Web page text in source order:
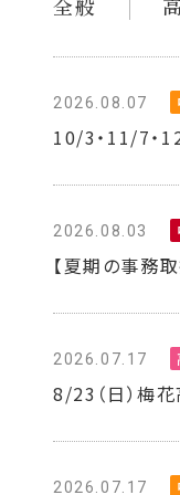
2026.08.07
10/3・11/7・
2026.08.03
【夏期の事務
2026.07.17
8/23（日）梅
2026.07.17